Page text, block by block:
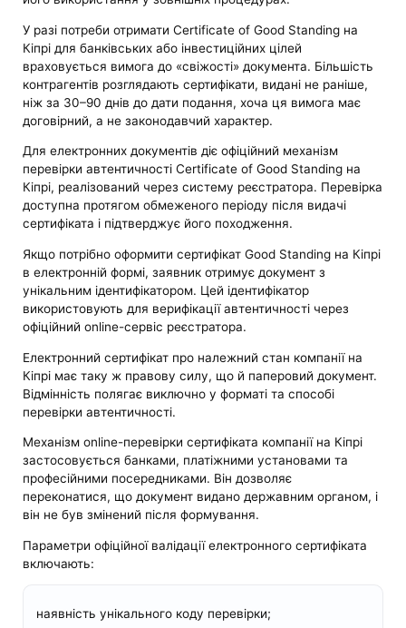
У разі потреби отримати Certificate of Good Standing на
Кіпрі для банківських або інвестиційних цілей
враховується вимога до «свіжості» документа. Більшість
контрагентів розглядають сертифікати, видані не раніше,
ніж за 30–90 днів до дати подання, хоча ця вимога має
договірний, а не законодавчий характер.
Для електронних документів діє офіційний механізм
перевірки автентичності Certificate of Good Standing на
Кіпрі, реалізований через систему реєстратора. Перевірка
доступна протягом обмеженого періоду після видачі
сертифіката і підтверджує його походження.
Якщо потрібно оформити сертифікат Good Standing на Кіпрі
в електронній формі, заявник отримує документ з
унікальним ідентифікатором. Цей ідентифікатор
використовують для верифікації автентичності через
офіційний online-сервіс реєстратора.
Електронний сертифікат про належний стан компанії на
Кіпрі має таку ж правову силу, що й паперовий документ.
Відмінність полягає виключно у форматі та способі
перевірки автентичності.
Механізм online-перевірки сертифіката компанії на Кіпрі
застосовується банками, платіжними установами та
професійними посередниками. Він дозволяє
переконатися, що документ видано державним органом, і
він не був змінений після формування.
Параметри офіційної валідації електронного сертифіката
включають:
наявність унікального коду перевірки;